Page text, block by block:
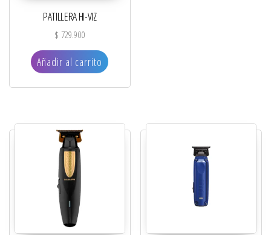
PATILLERA HI-VIZ
$ 729.900
Añadir al carrito